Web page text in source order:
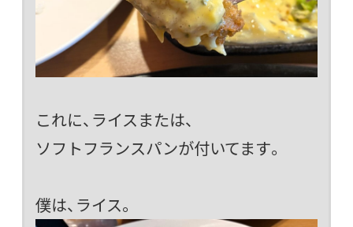
これに、ライスまたは、
ソフトフランスパンが付いてます。
僕は、ライス。